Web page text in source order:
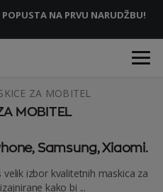
NA PRVU NARUDŽBU!
ZA MOBITEL
MOBITEL
Samsung, Xiaomi.
izbor kvalitetnih maskica za
kako bi ...